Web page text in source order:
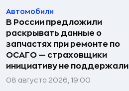
Автомобили
В России предложили
раскрывать данные о
запчастях при ремонте по
ОСАГО — страховщики
инициативу не поддержали
08 августа 2026, 19:00